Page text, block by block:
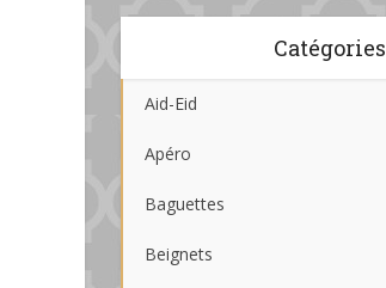
Catégories
Aid-Eid
Apéro
Baguettes
Beignets